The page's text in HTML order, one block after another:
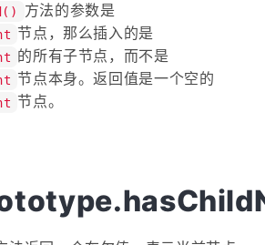
方法的参数是
节点，那么插入的是
的所有子节点，而不是
节点本身。返回值是一个空的
节点。